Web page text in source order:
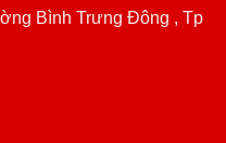
Bình Trưng Đông , Tp